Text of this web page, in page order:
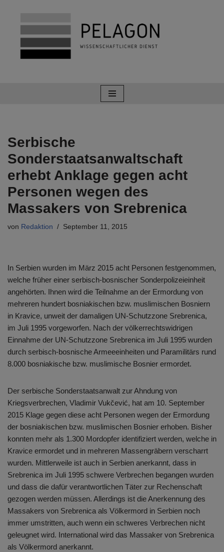
Zum
Inhalt
springen
Serbische
Sonderstaatsanwaltschaft
erhebt Anklage gegen acht
Personen wegen des
Massakers von Srebrenica
von Redaktion September 11, 2015
In Serbien wurden im März 2015 acht Personen festgenommen,
welche früher einer serbisch-bosnischer Sonderpolizeieinheit
angehörten. Ihnen wird die Teilnahme an der Ermordung von
mehreren hundert bosniakischen bzw. muslimischen Bosniern
in Kravice, unweit der damaligen UN-Schutzzone Srebrenica,
im Juli 1995 vorgeworfen. Nach der völkerrechtswidrigen
Einnahme der UN-Schutzzone Srebrenica im Juli 1995 wurden
durch serbisch-bosnische Armeeeinheiten und Paramilitärs rund
8.000 bosniakische bzw. muslimische Bosnier ermordet.
Der serbische Sonderstaatsanwalt zur Ahndung von
Kriegsverbrechen, Vladimir Vukčević, hat am 10. September
2015 Klage gegen diese acht Personen wegen der Ermordung
der bosniakischen bzw. muslimischen Bosnier erhoben. Bisher
konnten mehr als 1.300 Mordopfer identifiziert werden, welche in
Kravice ermordet und in mehreren Massengräbern verscharrt
wurden. Mittlerweile ist auch in Serbien anerkannt, dass in
Srebrenica im Juli 1995 schwere Verbrechen begangen wurden
und dass die dafür verantwortlichen Täter zur Rechenschaft
gezogen werden müssen. Allerdings ist die Anerkennung des
Massakers von Srebrenica als Völkermord in Serbien noch
immer umstritten, auch wenn ein schweres Verbrechen nicht
geleugnet wird. International wird das Massaker von Srebrenica
als Völkermord anerkannt.